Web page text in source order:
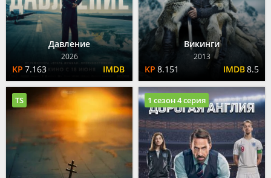
Давление
2026
7.163
Викинги
2013
8.151 8.5
TS 1 сезон 4 серия